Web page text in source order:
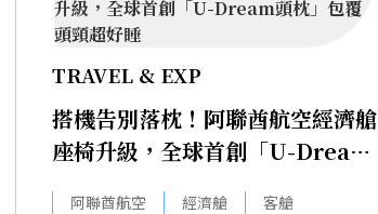
TRAVEL & EXP
搭機告別落枕！阿聯酋航空經濟艙
座椅升級，全球首創「U-Dream
頭枕」包覆頭頸超好睡
阿聯酋航空 經濟艙 客艙